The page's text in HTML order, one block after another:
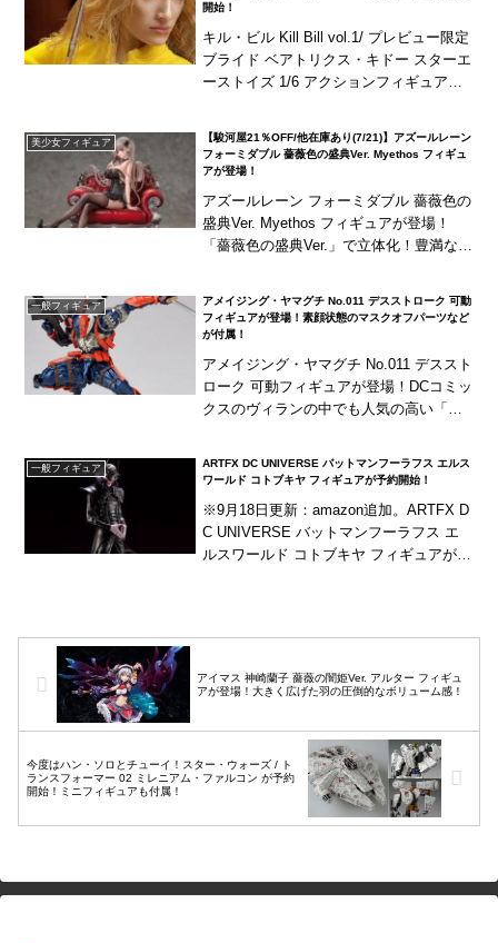
開始！
キル・ビル Kill Bill vol.1/ プレビュー限定
ブライド ベアトリクス・キドー スターエ
ーストイズ 1/6 アクションフィギュアが
美少女フィギュア
【駿河屋21％OFF/他在庫あり(7/21)】アズールレーン
フォーミダブル 薔薇色の盛典Ver. Myethos フィギュ
アが登場！
アズールレーン フォーミダブル 薔薇色の
盛典Ver. Myethos フィギュアが登場！
「薔薇色の盛典Ver.」で立体化！豊満な体
一般フィギュア
アメイジング・ヤマグチ No.011 デスストローク 可動
フィギュアが登場！素顔状態のマスクオフパーツなど
が付属！
アメイジング・ヤマグチ No.011 デススト
ローク 可動フィギュアが登場！DCコミッ
クスのヴィランの中でも人気の高い「デ
シブな...
一般フィギュア
ARTFX DC UNIVERSE バットマンフーラフス エルス
ワールド コトブキヤ フィギュアが予約開始！
※9月18日更新：amazon追加。ARTFX D
C UNIVERSE バットマンフーラフス エ
ルスワールド コトブキヤ フィギュアが予
アイマス 神崎蘭子 薔薇の闇姫Ver. アルター フィギュ
アが登場！大きく広げた羽の圧倒的なボリューム感！
今度はハン・ソロとチューイ！スター・ウォーズ / ト
ランスフォーマー 02 ミレニアム・ファルコン が予約
開始！ミニフィギュアも付属！